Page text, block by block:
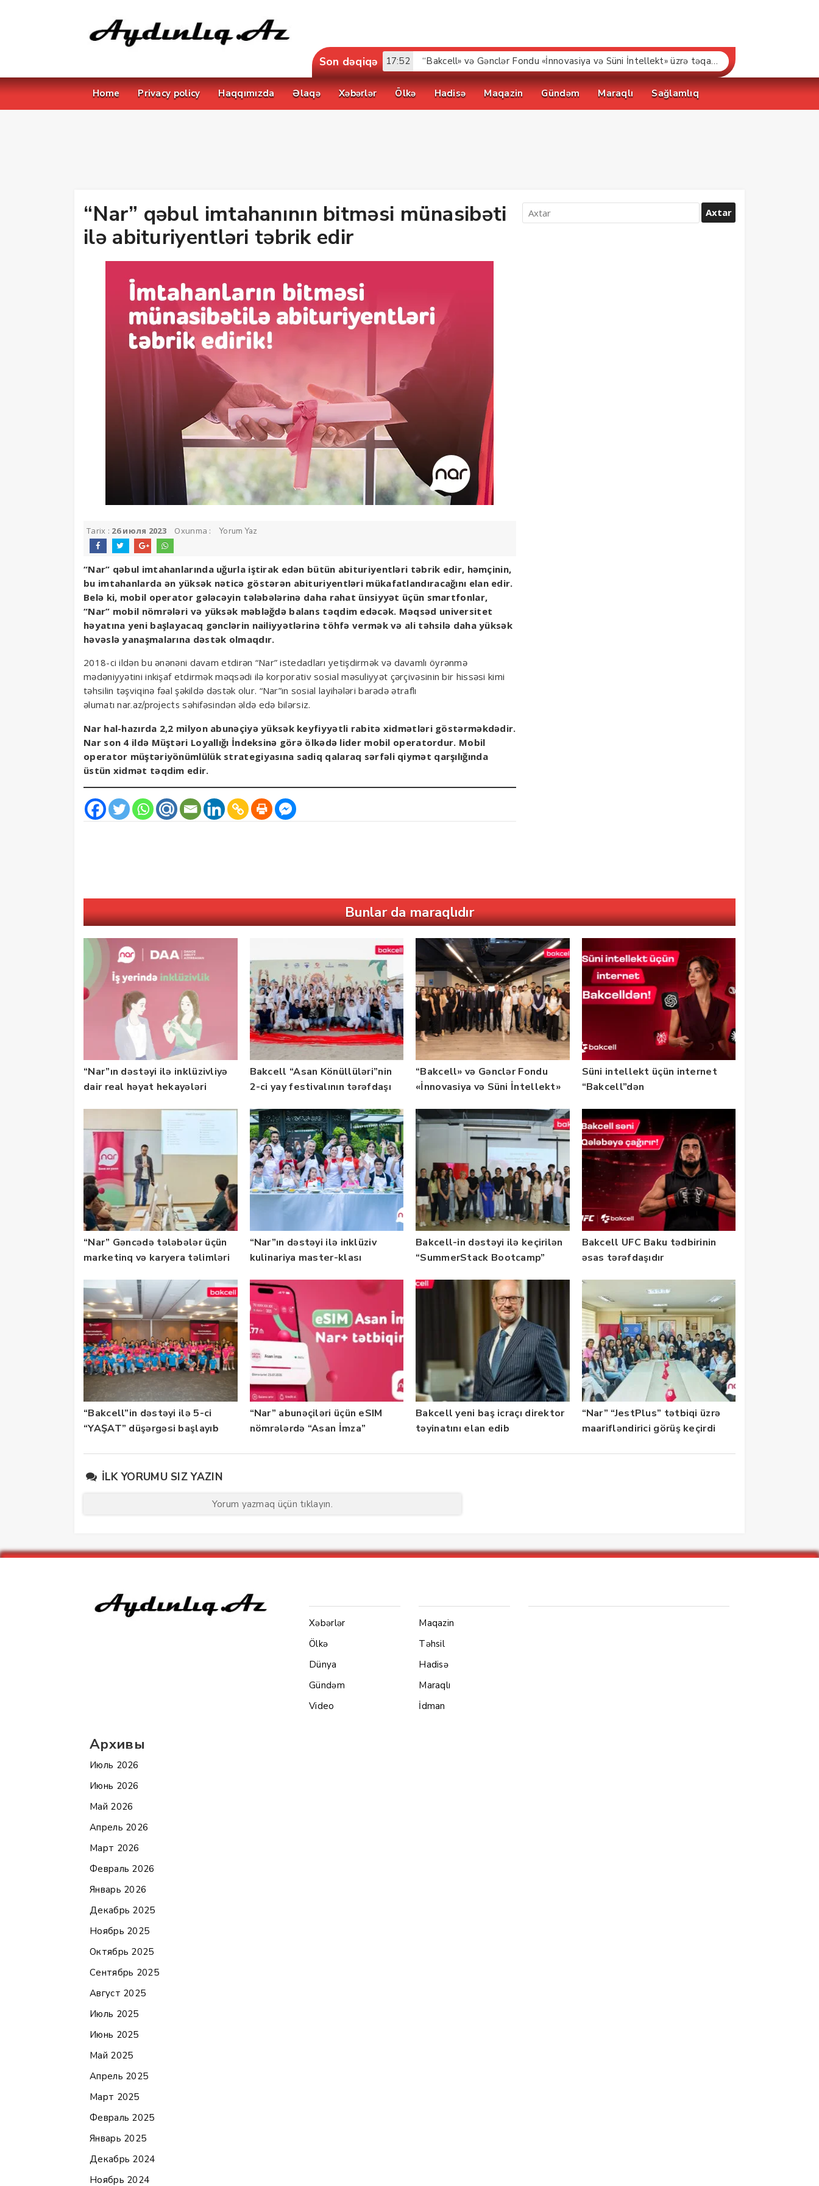
Son dəqiqə 17:52 “Bakcell» və Gənclər Fondu «İnnovasiya və Süni İntellekt» üzrə təqaüd proqramının qalibləri ilə görüş keçirib
Home Privacy policy Haqqımızda Əlaqə Xəbərlər Ölkə Hadisə Maqazin Gündəm Maraqlı Sağlamlıq
“Nar” qəbul imtahanının bitməsi münasibəti
ilə abituriyentləri təbrik edir
Tarix : 26 июля 2023 Oxunma : Yorum Yaz
“Nar” qəbul imtahanlarında uğurla iştirak edən bütün abituriyentləri təbrik edir, həmçinin,
bu imtahanlarda ən yüksək nəticə göstərən abituriyentləri mükafatlandıracağını elan edir.
Belə ki, mobil operator gələcəyin tələbələrinə daha rahat ünsiyyət üçün smartfonlar,
“Nar” mobil nömrələri və yüksək məbləğdə balans təqdim edəcək. Məqsəd universitet
həyatına yeni başlayacaq gənclərin nailiyyətlərinə töhfə vermək və ali təhsilə daha yüksək
həvəslə yanaşmalarına dəstək olmaqdır.
2018-ci ildən bu ənənəni davam etdirən “Nar” istedadları yetişdirmək və davamlı öyrənmə
mədəniyyətini inkişaf etdirmək məqsədi ilə korporativ sosial məsuliyyət çərçivəsinin bir hissəsi kimi
təhsilin təşviqinə fəal şəkildə dəstək olur. “Nar”ın sosial layihələri barədə ətraflı
əlumatınar.az/projects səhifəsindən əldə edə bilərsiz.
Nar hal-hazırda 2,2 milyon abunəçiyə yüksək keyfiyyətli rabitə xidmətləri göstərməkdədir.
Nar son 4 ildə Müştəri Loyallığı İndeksinə görə ölkədə lider mobil operatordur. Mobil
operator müştəriyönümlülük strategiyasına sadiq qalaraq sərfəli qiymət qarşılığında
üstün xidmət təqdim edir.
Bunlar da maraqlıdır
“Nar”ın dəstəyi ilə inklüzivliyə
dair real həyat hekayələri
Bakcell “Asan Könüllüləri”nin
2-ci yay festivalının tərəfdaşı
“Bakcell» və Gənclər Fondu
«İnnovasiya və Süni İntellekt»
qalibləri ilə görüş keçirib
Süni intellekt üçün internet
“Bakcell”dən
“Nar” Gəncədə tələbələr üçün
marketinq və karyera təlimləri
“Nar”ın dəstəyi ilə inklüziv
kulinariya master-klası
Bakcell-in dəstəyi ilə keçirilən
“SummerStack Bootcamp”
Bakcell UFC Baku tədbirinin
əsas tərəfdaşıdır
“Bakcell”in dəstəyi ilə 5-ci
“YAŞAT” düşərgəsi başlayıb
“Nar” abunəçiləri üçün eSIM
nömrələrdə “Asan İmza”
Bakcell yeni baş icraçı direktor
təyinatını elan edib
“Nar” “JestPlus” tətbiqi üzrə
maarifləndirici görüş keçirdi
İLK YORUMU SIZ YAZIN
Yorum yazmaq üçün tıklayın.
Архивы
Июль 2026
Июнь 2026
Май 2026
Апрель 2026
Март 2026
Февраль 2026
Январь 2026
Декабрь 2025
Ноябрь 2025
Октябрь 2025
Сентябрь 2025
Август 2025
Июль 2025
Июнь 2025
Май 2025
Апрель 2025
Март 2025
Февраль 2025
Январь 2025
Декабрь 2024
Ноябрь 2024
Xəbərlər
Ölkə
Dünya
Gündəm
Video
Maqazin
Təhsil
Hadisə
Maraqlı
İdman